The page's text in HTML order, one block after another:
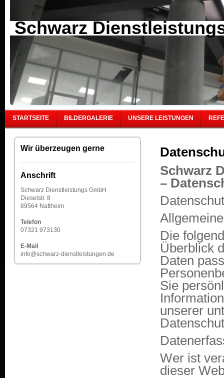
Schwarz
STARTSEITE BILDERGALERIE UNSERE LEISTUNGEN
Wir überzeugen gerne
Anschrift
Schwarz Dienstleistungs GmbH
Dieselstr. 8
89564 Nattheim
Telefon
07321 973130
E-Mail
info@schwarz-dienstleistungen.de
Schwarz
–
Die
Überblick
Daten
Sie
unserer
Wer ist
dieser